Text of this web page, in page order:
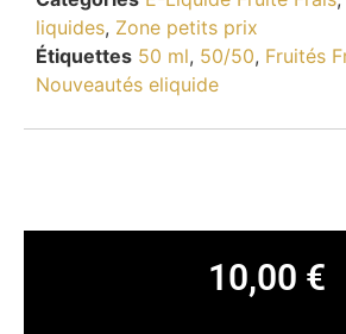
liquides, Zone petits prix
Étiquettes 50 ml, 50/50, Fruités
Nouveautés eliquide
10,00 €